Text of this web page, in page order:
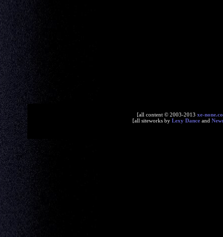
[all content © 2003-2013 xe-
[all siteworks by Lexy Danceand